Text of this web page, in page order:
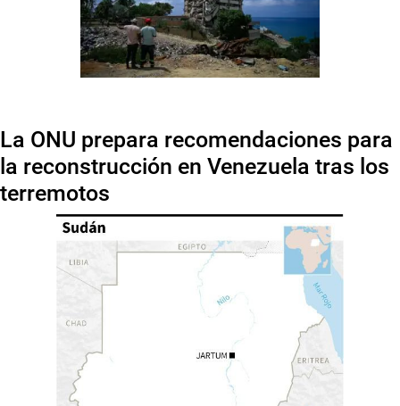
La ONU prepara recomendaciones para
la reconstrucción en Venezuela tras los
terremotos